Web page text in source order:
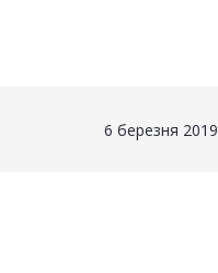
6 березня 2019